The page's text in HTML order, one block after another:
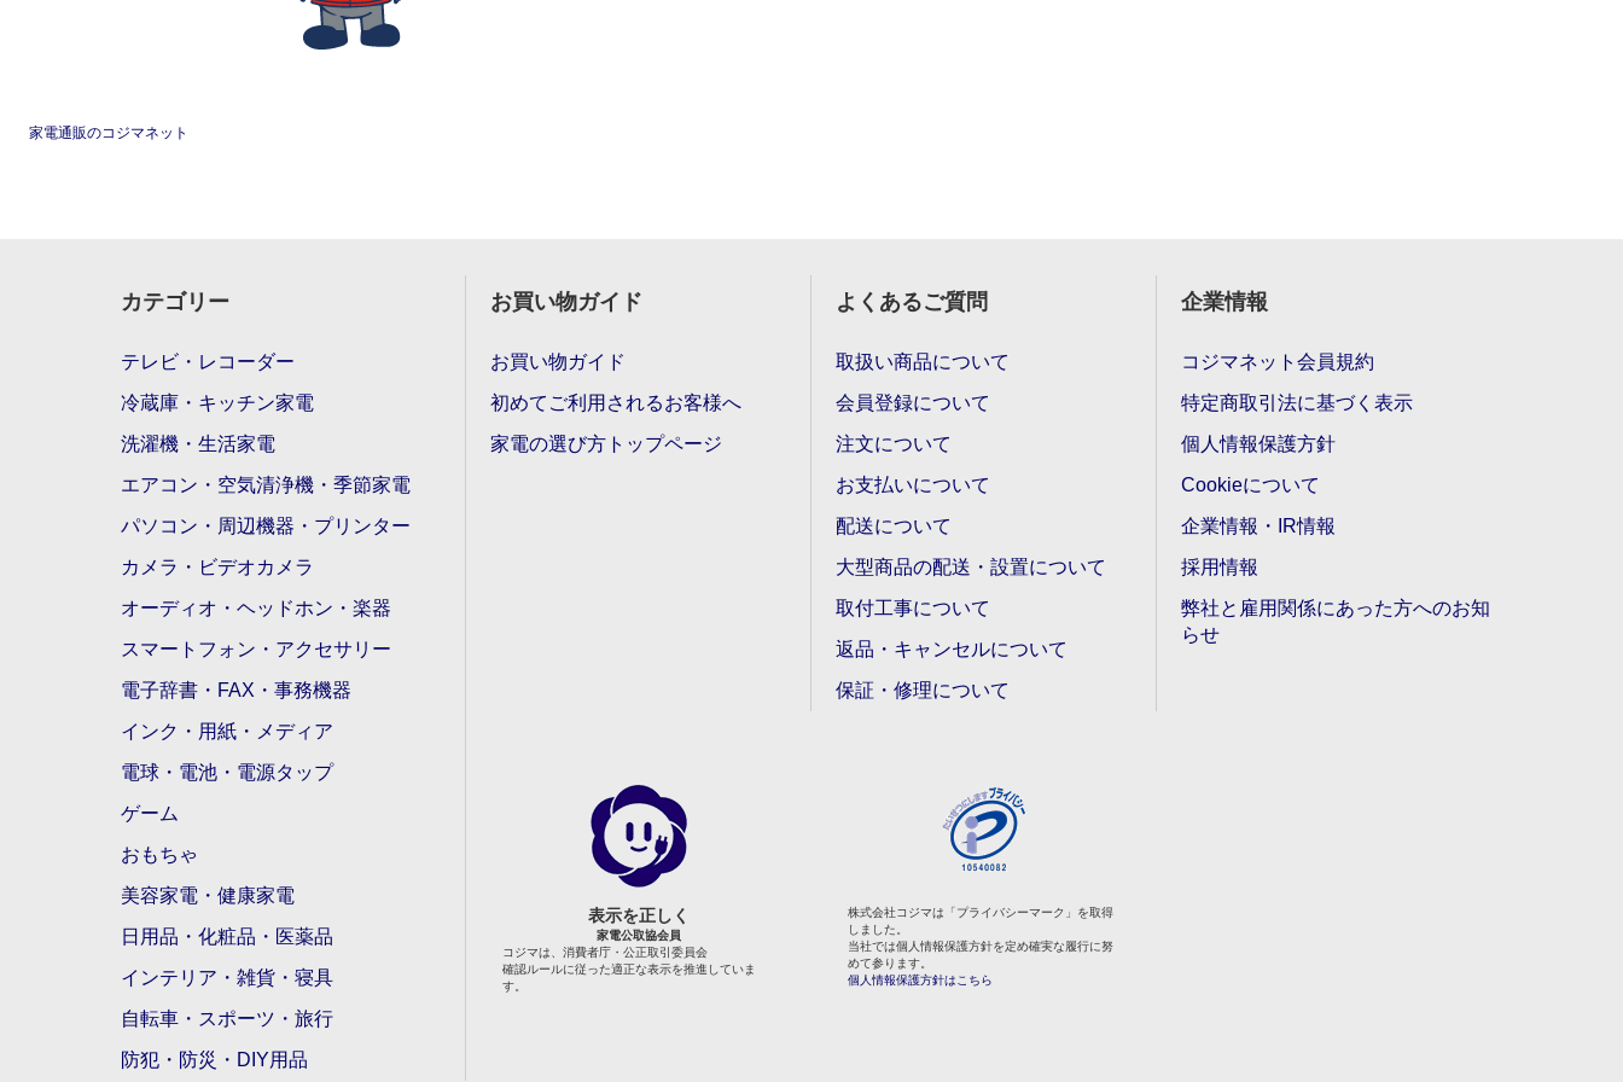
家電通販のコジマネット
カテゴリー
テレビ・レコーダー
冷蔵庫・キッチン家電
洗濯機・生活家電
エアコン・空気清浄機・季節家電
パソコン・周辺機器・プリンター
カメラ・ビデオカメラ
オーディオ・ヘッドホン・楽器
スマートフォン・アクセサリー
電子辞書・FAX・事務機器
インク・用紙・メディア
電球・電池・電源タップ
ゲーム
おもちゃ
美容家電・健康家電
日用品・化粧品・医薬品
インテリア・雑貨・寝具
自転車・スポーツ・旅行
防犯・防災・DIY用品
お買い物ガイド
お買い物ガイド
初めてご利用されるお客様へ
家電の選び方トップページ
よくあるご質問
取扱い商品について
会員登録について
注文について
お支払いについて
配送について
大型商品の配送・設置について
取付工事について
返品・キャンセルについて
保証・修理について
企業情報
コジマネット会員規約
特定商取引法に基づく表示
個人情報保護方針
Cookieについて
企業情報・IR情報
採用情報
弊社と雇用関係にあった方へのお知
らせ
表示を正しく
家電公取協会員
コジマは、消費者庁・公正取引委員会
確認ルールに従った適正な表示を推進していま
す。
株式会社コジマは「プライバシーマーク」を取得
しました。
当社では個人情報保護方針を定め確実な履行に努
めて参ります。
個人情報保護方針はこちら